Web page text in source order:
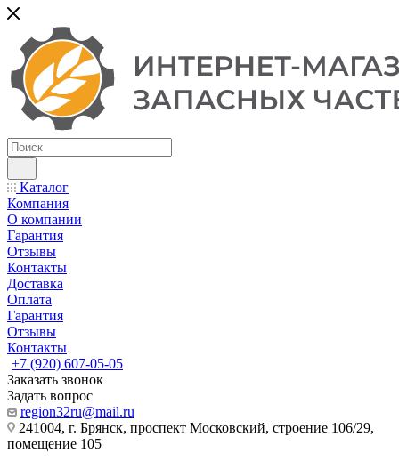
Каталог
Компания
О компании
Гарантия
Отзывы
Контакты
Доставка
Оплата
Гарантия
Отзывы
Контакты
+7 (920) 607-05-05
Заказать звонок
Задать вопрос
region32ru@mail.ru
241004, г. Брянск, проспект Московский, строение 106/29,
помещение 105